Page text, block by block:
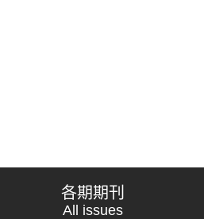
各期期刊
All issues